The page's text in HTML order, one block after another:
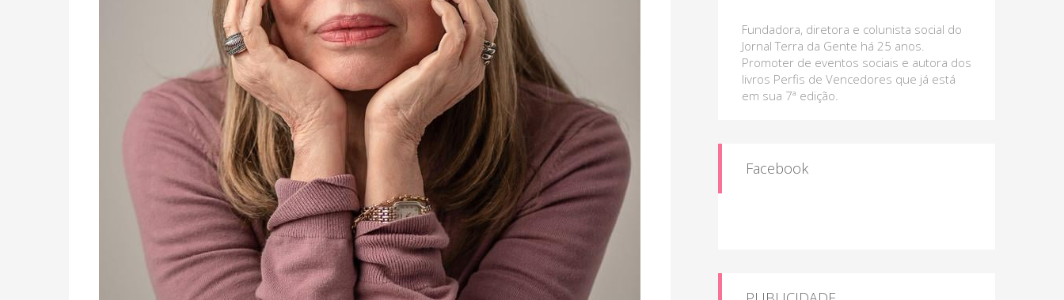
Fundadora, diretora e colunista social do
Jornal Terra da Gente há 25 anos.
Promoter de eventos sociais e autora dos
livros Perfis de Vencedores que já está
em sua 7ª edição.
Facebook